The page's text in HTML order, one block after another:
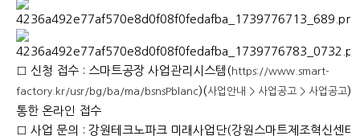
□​ 신청 접수 : 스마트공장 사업관리시스템( https://www.smart-
factory.kr/usr/bg/ba/ma/bsnsPblanc​)(사업안내 > 사업공고 > 사업공고​​)
통한 온라인 접수 ​
□​ 사업 문의 : 강원테크노파크 미래사업단(강원스마트제조혁신센터)